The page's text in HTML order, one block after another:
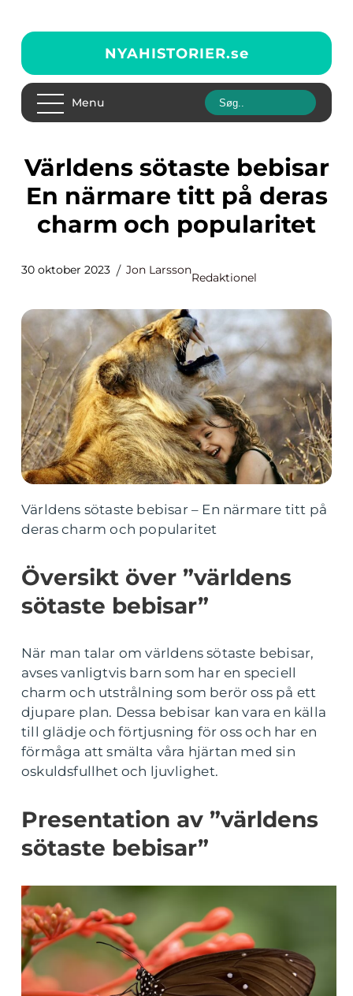
NYAHISTORIER.se
Menu
Världens sötaste bebisar
En närmare titt på deras
charm och popularitet
30 oktober 2023 Jon Larsson
Redaktionel
Världens sötaste bebisar – En närmare titt på
deras charm och popularitet
Översikt över ”världens
sötaste bebisar”
När man talar om världens sötaste bebisar,
avses vanligtvis barn som har en speciell
charm och utstrålning som berör oss på ett
djupare plan. Dessa bebisar kan vara en källa
till glädje och förtjusning för oss och har en
förmåga att smälta våra hjärtan med sin
oskuldsfullhet och ljuvlighet.
Presentation av ”världens
sötaste bebisar”